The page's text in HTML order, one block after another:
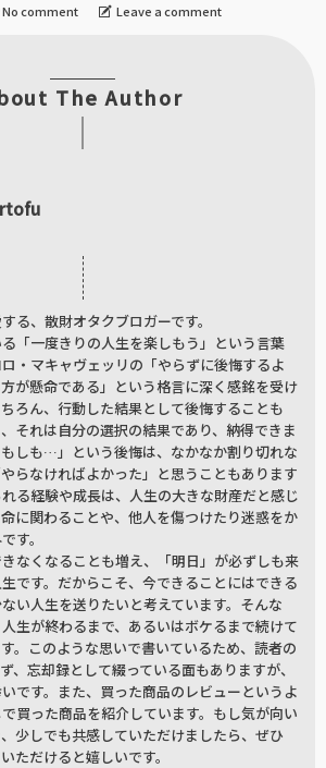
No comment Leave a comment
The Author
る、散財オタクブロガーです。
「一度きりの人生を楽しもう」という言葉
・マキャヴェッリの「やらずに後悔するよ
が懸命である」という格言に深く感銘を受け
ろん、行動した結果として後悔することも
それは自分の選択の結果であり、納得できま
しも…」という後悔は、なかなか割り切れな
らなければよかった」と思うこともあります
る経験や成長は、人生の大きな財産だと感じ
に関わることや、他人を傷つけたり迷惑をか
す。
なくなることも増え、「明日」が必ずしも来
です。だからこそ、今できることにはできる
い人生を送りたいと考えています。そんな
生が終わるまで、あるいはボケるまで続けて
。このような思いで書いているため、読者の
、忘却録として綴っている面もありますが、
です。また、買った商品のレビューというよ
買った商品を紹介しています。もし気が向い
少しでも共感していただけましたら、ぜひ
ただけると嬉しいです。